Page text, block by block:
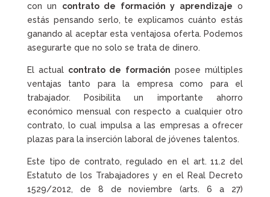
con un contrato de formación y aprendizaje o
estás pensando serlo, te explicamos cuánto estás
ganando al aceptar esta ventajosa oferta. Podemos
asegurarte que no solo se trata de dinero.
El actual contrato de formación posee múltiples
ventajas tanto para la empresa como para el
trabajador. Posibilita un importante ahorro
económico mensual con respecto a cualquier otro
contrato, lo cual impulsa a las empresas a ofrecer
plazas para la inserción laboral de jóvenes talentos.
Este tipo de contrato, regulado en el art. 11.2 del
Estatuto de los Trabajadores y en el Real Decreto
1529/2012, de 8 de noviembre (arts. 6 a 27)